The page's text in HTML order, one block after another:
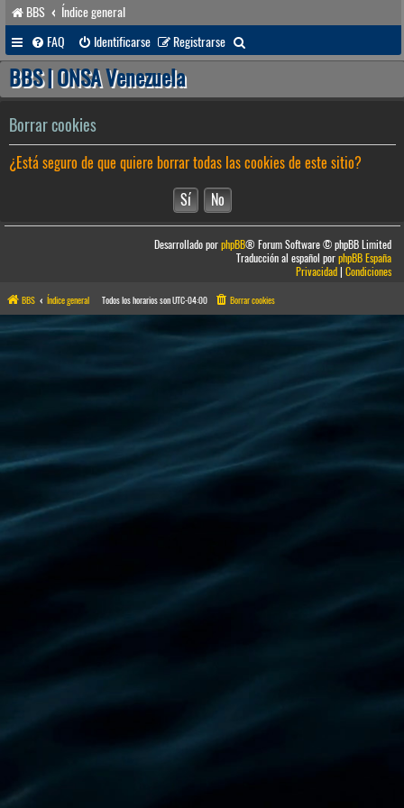
BBS
Índice general
FAQ
Identificarse Registrarse
u
a
r
BBS | ONSA Venezuela
Borrar cookies
¿Está seguro de que quiere borrar todas las cookies de este sitio?
Desarrollado porphpBB® Forum Software © phpBB Limited
Traducción al español porphpBB España
Privacidad|Condiciones
BBS Índice general Todos los horarios sonUTC-04:00 Borrar cookies